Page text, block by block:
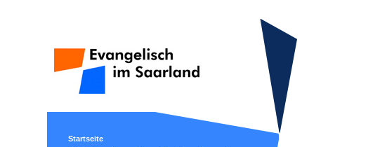
Startseite